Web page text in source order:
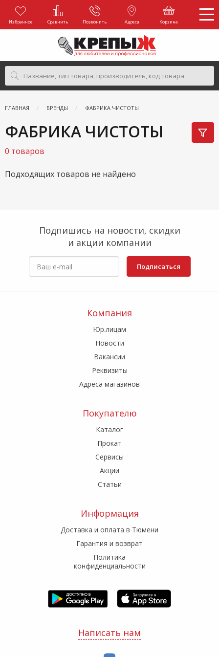
Избранное Сравнить Позвонить Адреса Корзина
ГЛАВНАЯ БРЕНДЫ ФАБРИКА ЧИСТОТЫ
ФАБРИКА ЧИСТОТЫ
0 товаров
Подходящих товаров не найдено
Подпишись на новости, скидки
и акции компании
Подписаться
Компания
Юр.лицам
Новости
Вакансии
Реквизиты
Адреса магазинов
Покупателю
Каталог
Прокат
Сервисы
Акции
Статьи
Информация
Доставка и оплата в Тюмени
Гарантия и возврат
Политика
конфиденциальности
Написать нам